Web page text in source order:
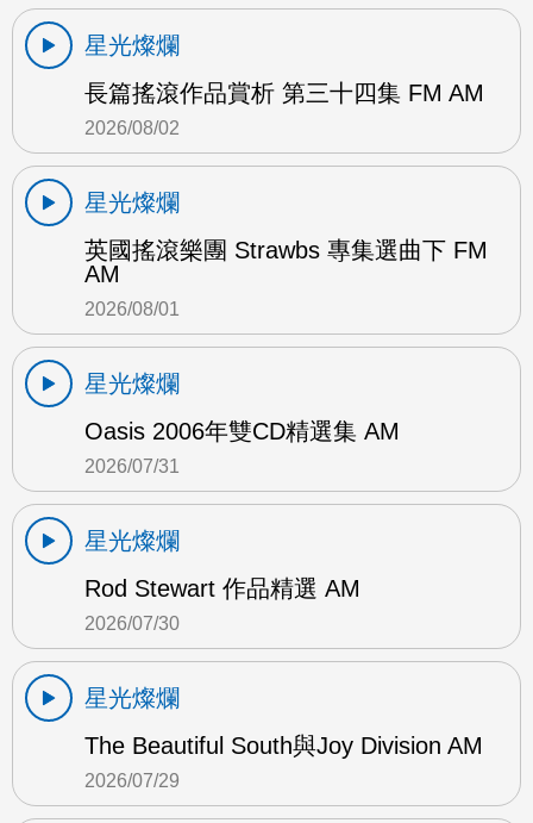
星光燦爛
長篇搖滾作品賞析 第三十四集 FM AM
2026/08/02
星光燦爛
英國搖滾樂團 Strawbs 專集選曲下 FM
AM
2026/08/01
星光燦爛
Oasis 2006年雙CD精選集 AM
2026/07/31
星光燦爛
Rod Stewart 作品精選 AM
2026/07/30
星光燦爛
The Beautiful South與Joy Division AM
2026/07/29